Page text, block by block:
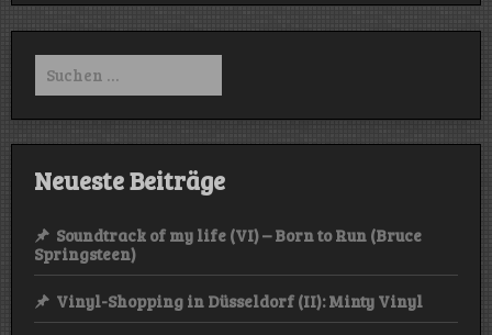
(Hansator/
–
Suchen
nach:
Neueste Beiträge
Soundtrack of my life (VI) – Born to Run (Bruce
Springsteen)
Vinyl-Shopping in Düsseldorf (II): Minty Vinyl